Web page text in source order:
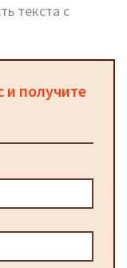
текста с
и получите